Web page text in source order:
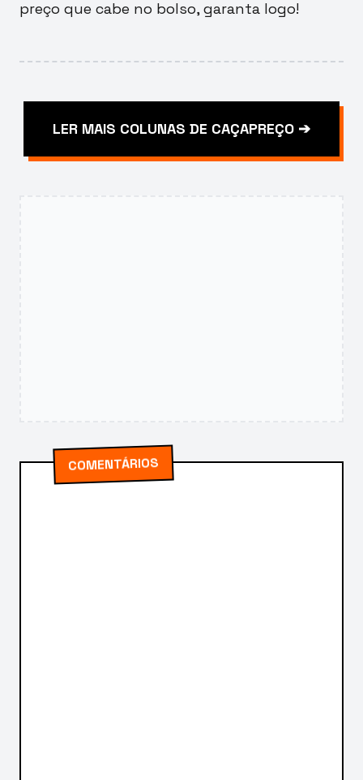
preço que cabe no bolso, garanta logo!
LER MAIS COLUNAS DE CAÇAPREÇO ➔
COMENTÁRIOS